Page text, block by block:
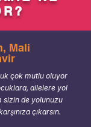
Mali
çok mutlu oluyor
ailelere yol
sizin de yolunuzu
çıkarsın.